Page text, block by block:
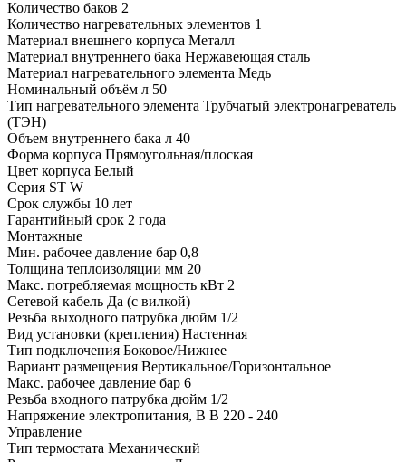
Количество баков 2
Количество нагревательных элементов 1
Материал внешнего корпуса Металл
Материал внутреннего бака Нержавеющая сталь
Материал нагревательного элемента Медь
Номинальный объём л 50
Тип нагревательного элемента Трубчатый электронагреватель
(ТЭН)
Объем внутреннего бака л 40
Форма корпуса Прямоугольная/плоская
Цвет корпуса Белый
Серия ST W
Срок службы 10 лет
Гарантийный срок 2 года
Монтажные
Мин. рабочее давление бар 0,8
Толщина теплоизоляции мм 20
Макс. потребляемая мощность кВт 2
Сетевой кабель Да (с вилкой)
Резьба выходного патрубка дюйм 1/2
Вид установки (крепления) Настенная
Тип подключения Боковое/Нижнее
Вариант размещения Вертикальное/Горизонтальное
Макс. рабочее давление бар 6
Резьба входного патрубка дюйм 1/2
Напряжение электропитания, В В 220 - 240
Управление
Тип термостата Механический